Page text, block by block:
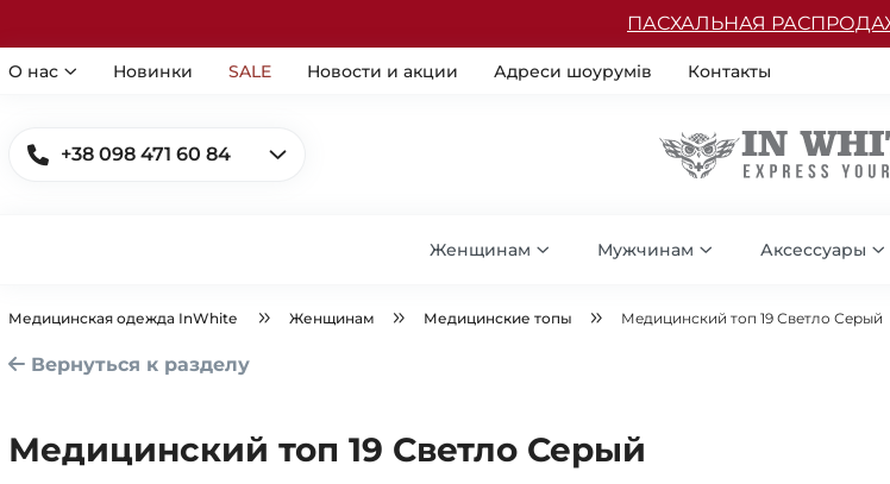
ПАСХАЛЬНАЯ
О нас Новинки SALE Новости и акции Адреси шоурумів Контакты
+38 098 471 60 84
Женщинам Мужчинам Аксессуары
Медицинская одежда InWhite Женщинам Медицинские топы Медицинский топ 19 Светло Серый
Вернуться к разделу
Медицинский топ 19 Светло Серый